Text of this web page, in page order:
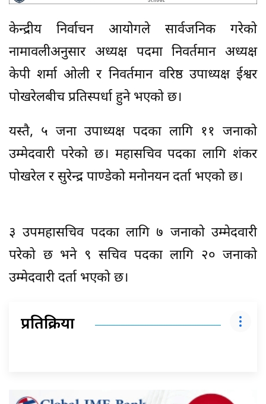
केन्द्रीय निर्वाचन आयोगले सार्वजनिक गरेको
नामावलीअनुसार अध्यक्ष पदमा निवर्तमान अध्यक्ष
केपी शर्मा ओली र निवर्तमान वरिष्ठ उपाध्यक्ष ईश्वर
पोखरेलबीच प्रतिस्पर्धा हुने भएको छ।
यस्तै, ५ जना उपाध्यक्ष पदका लागि ११ जनाको
उम्मेदवारी परेको छ। महासचिव पदका लागि शंकर
पोखरेल र सुरेन्द्र पाण्डेको मनोनयन दर्ता भएको छ।
३ उपमहासचिव पदका लागि ७ जनाको उम्मेदवारी
परेको छ भने ९ सचिव पदका लागि २० जनाको
उम्मेदवारी दर्ता भएको छ।
प्रतिक्रिया